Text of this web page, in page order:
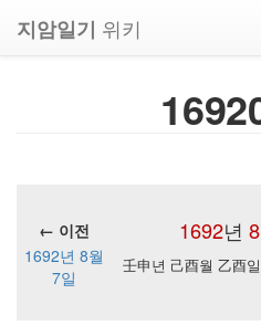
지암일기 위키
1692년 8
← 이전
1692년 8월
7일
壬申년 己酉월 乙酉